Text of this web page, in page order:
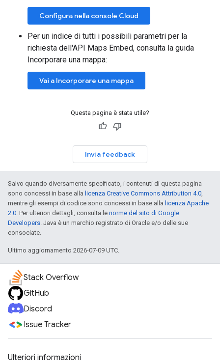
Configura nella console Cloud
Per un indice di tutti i possibili parametri per la
richiesta dell'API Maps Embed, consulta la guida
Incorporare una mappa:
Vai a Incorporare una mappa
Questa pagina è stata utile?
Invia feedback
Salvo quando diversamente specificato, i contenuti di questa pagina
sono concessi in base alla licenza Creative Commons Attribution 4.0,
mentre gli esempi di codice sono concessi in base alla licenza Apache
2.0. Per ulteriori dettagli, consulta le norme del sito di Google
Developers. Java è un marchio registrato di Oracle e/o delle sue
consociate.
Ultimo aggiornamento 2026-07-09 UTC.
Stack Overflow
GitHub
Discord
Issue Tracker
Ulteriori informazioni